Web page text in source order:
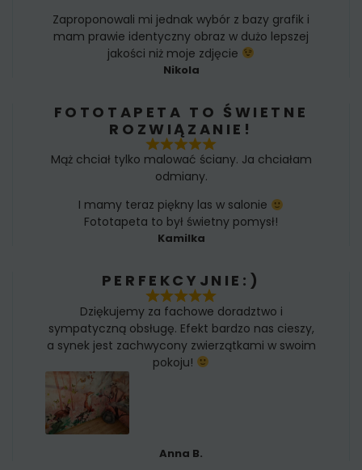
Zaproponowali mi jednak wybór z bazy grafik i
mam prawie identyczny obraz w dużo lepszej
jakości niż moje zdjęcie
Nikola
FOTOTAPETA TO ŚWIETNE
ROZWIĄZANIE!
Mąż chciał tylko malować ściany. Ja chciałam
odmiany.
I mamy teraz piękny las w salonie
Fototapeta to był świetny pomysł!
Kamilka
PERFEKCYJNIE:)
Dziękujemy za fachowe doradztwo i
sympatyczną obsługę. Efekt bardzo nas cieszy,
a synek jest zachwycony zwierzątkami w swoim
pokoju!
Anna B.